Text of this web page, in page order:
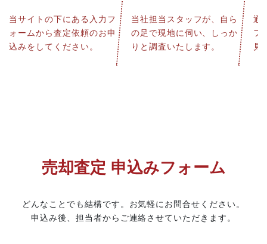
当サイトの下にある入力フ
ォームから査定依頼のお申
込みをしてください。
当社担当スタッフが、自ら
の足で現地に伺い、しっか
りと調査いたします。
通
フ
見
売却査定 申込みフォーム
どんなことでも結構です。お気軽にお問合せください。
申込み後、担当者からご連絡させていただきます。